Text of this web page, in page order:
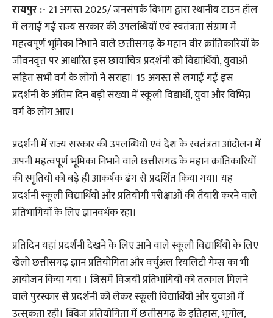
रायपुर :- 21 अगस्त 2025/ जनसंपर्क विभाग द्वारा स्थानीय टाउन हॉल
में लगाई गई राज्य सरकार की उपलब्धियों एवं स्वतंत्रता संग्राम में
महत्वपूर्ण भूमिका निभाने वाले छत्तीसगढ़ के महान वीर क्रांतिकारियों के
जीवनवृत्त पर आधारित इस छायाचित्र प्रदर्शनी को विद्यार्थियों, युवाओं
सहित सभी वर्ग के लोगों ने सराहा। 15 अगस्त से लगाई गई इस
प्रदर्शनी के अंतिम दिन बड़ी संख्या में स्कूली विद्यार्थी, युवा और विभिन्न
वर्ग के लोग आए।
प्रदर्शनी में राज्य सरकार की उपलब्धियों एवं देश के स्वतंत्रता आंदोलन में
अपनी महत्वपूर्ण भूमिका निभाने वाले छत्तीसगढ़ के महान क्रांतिकारियों
की स्मृतियों को बड़े ही आकर्षक ढंग से प्रदर्शित किया गया। यह
प्रदर्शनी स्कूली विद्यार्थियों और प्रतियोगी परीक्षाओं की तैयारी करने वाले
प्रतिभागियों के लिए ज्ञानवर्धक रहा।
प्रतिदिन यहां प्रदर्शनी देखने के लिए आने वाले स्कूली विद्यार्थियों के लिए
खेलो छत्तीसगढ़ ज्ञान प्रतियोगिता और वर्चुअल रियलिटी गेम्स का भी
आयोजन किया गया । जिसमें विजयी प्रतिभागियों को तत्काल मिलने
वाले पुरस्कार से प्रदर्शनी को लेकर स्कूली विद्यार्थियों और युवाओं में
उत्सुकता रही। क्विज प्रतियोगिता में छत्तीसगढ़ के इतिहास, भूगोल,